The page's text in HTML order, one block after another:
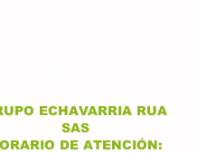
ECHAVARRIA RUA
SAS
ORARIO DE ATENCIÓN: